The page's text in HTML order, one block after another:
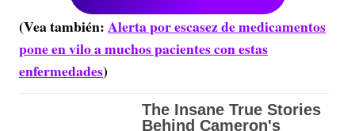
(Vea también:Alerta por escasez de medicamentos
pone en vilo a muchos pacientes con estas
enfermedades)